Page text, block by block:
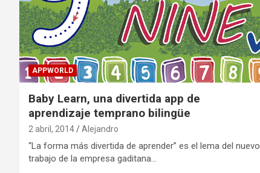
APPWORLD
Baby Learn, una divertida app de
aprendizaje temprano bilingüe
2 abril, 2014 Alejandro
“La forma más divertida de aprender” es el lema del nuevo
trabajo de la empresa gaditana…